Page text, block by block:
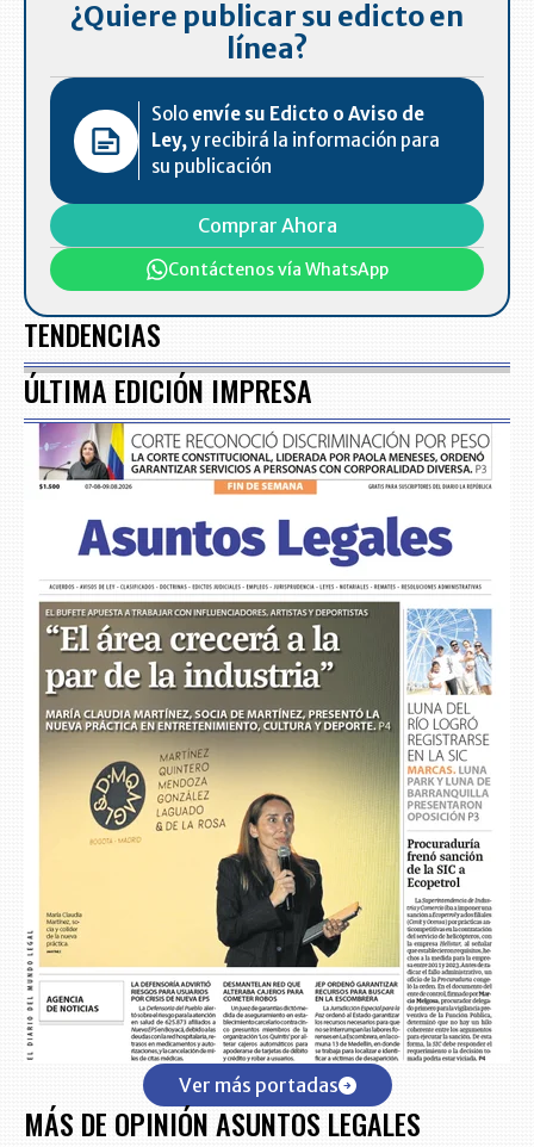
¿Quiere publicar su edicto en
línea?
Solo envíe su Edicto o Aviso de
Ley,y recibirá la información para
su publicación
Comprar Ahora
Contáctenos vía WhatsApp
TENDENCIAS
ÚLTIMA EDICIÓN IMPRESA
Ver más portadas
MÁS DE OPINIÓN ASUNTOS LEGALES